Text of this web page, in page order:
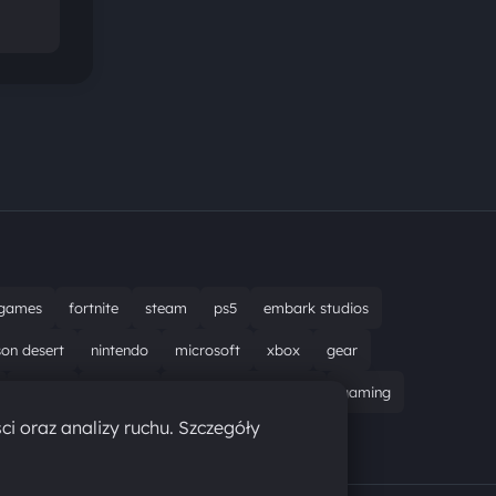
fortnite steam ps5 embark studios
desert nintendo microsoft xbox gear
gaming
oraz analizy ruchu. Szczegóły